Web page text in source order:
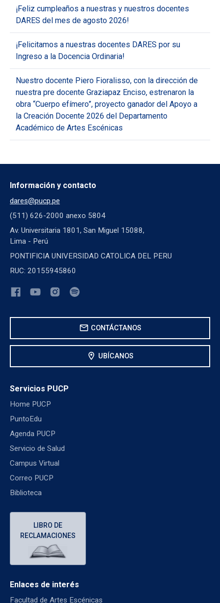
¡Feliz cumpleaños a nuestras y nuestros docentes
DARES del mes de agosto 2026!
¡Felicitamos a nuestras docentes DARES por su
Ingreso a la Docencia Ordinaria!
Nuestro docente Piero Fioralisso, con la dirección de
nuestra pre docente Graziapaz Enciso, estrenaron la
obra “Cuerpo efímero”, proyecto ganador del Apoyo a
la Creación Docente 2026 del Departamento
Académico de Artes Escénicas
Información y contacto
dares@pucp.pe
(511) 626-2000 anexo 5804
Av. Universitaria 1801, San Miguel 15088,
Lima - Perú
PONTIFICIA UNIVERSIDAD CATOLICA DEL PERU
RUC: 20155945860
mail CONTÁCTANOS
location_on UBÍCANOS
Servicios PUCP
Home PUCP
PuntoEdu
Agenda PUCP
Servicio de Salud
Campus Virtual
Correo PUCP
Biblioteca
LIBRO DE
RECLAMACIONES
Enlaces de interés
Facultad de Artes Escénicas